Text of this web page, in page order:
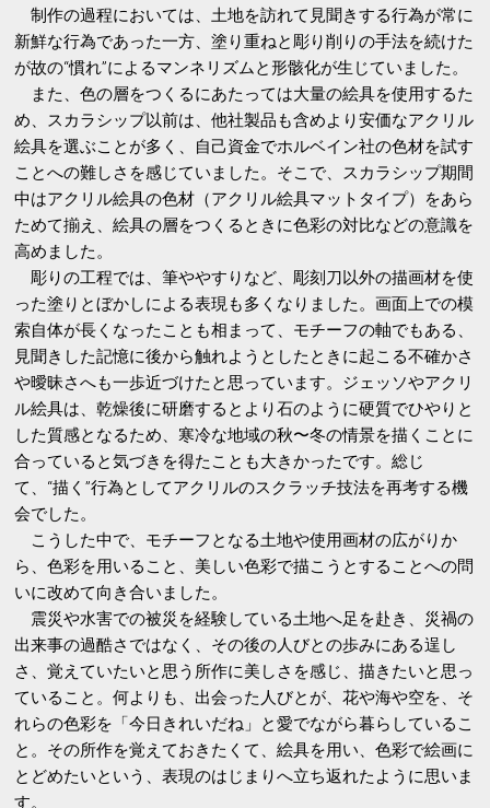
制作の過程においては、土地を訪れて見聞きする行為が常に
新鮮な行為であった一方、塗り重ねと彫り削りの手法を続けた
が故の“慣れ”によるマンネリズムと形骸化が生じていました。
また、色の層をつくるにあたっては大量の絵具を使用するた
め、スカラシップ以前は、他社製品も含めより安価なアクリル
絵具を選ぶことが多く、自己資金でホルベイン社の色材を試す
ことへの難しさを感じていました。そこで、スカラシップ期間
中はアクリル絵具の色材（アクリル絵具マットタイプ）をあら
ためて揃え、絵具の層をつくるときに色彩の対比などの意識を
高めました。
彫りの工程では、筆ややすりなど、彫刻刀以外の描画材を使
った塗りとぼかしによる表現も多くなりました。画面上での模
索自体が長くなったことも相まって、モチーフの軸でもある、
見聞きした記憶に後から触れようとしたときに起こる不確かさ
や曖昧さへも一歩近づけたと思っています。ジェッソやアクリ
ル絵具は、乾燥後に研磨するとより石のように硬質でひやりと
した質感となるため、寒冷な地域の秋〜冬の情景を描くことに
合っていると気づきを得たことも大きかったです。総じ
て、“描く”行為としてアクリルのスクラッチ技法を再考する機
会でした。
こうした中で、モチーフとなる土地や使用画材の広がりか
ら、色彩を用いること、美しい色彩で描こうとすることへの問
いに改めて向き合いました。
震災や水害での被災を経験している土地へ足を赴き、災禍の
出来事の過酷さではなく、その後の人びとの歩みにある逞し
さ、覚えていたいと思う所作に美しさを感じ、描きたいと思っ
ていること。何よりも、出会った人びとが、花や海や空を、そ
れらの色彩を「今日きれいだね」と愛でながら暮らしているこ
と。その所作を覚えておきたくて、絵具を用い、色彩で絵画に
とどめたいという、表現のはじまりへ立ち返れたように思いま
す。